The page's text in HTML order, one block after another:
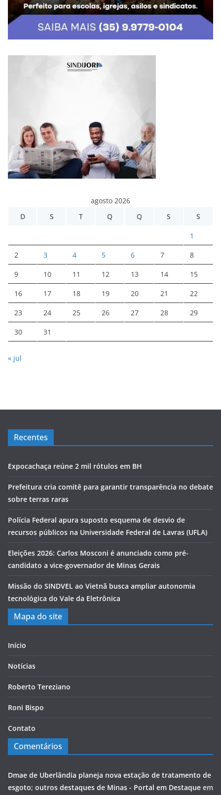
agosto 2026
D
S T Q Q S S
1
2 3 4 5 6 7 8
9 10 11 12 13 14 15
16 17 18 19 20 21 22
23 24 25 26 27 28 29
30 31
« jul
Recentes
Expocachaça reúne 2 mil rótulos em BH
Prefeitura cria comitê para garantir transparência no debate
sobre terras raras
Polícia Federal apura suposto esquema de desvio de
recursos públicos na Universidade Federal de Lavras (UFLA)
Eleições 2026: Carlos Mosconi é anunciado como pré-
candidato a vice-governador de Minas Gerais
Missão do SINDVEL ao Vietnã busca ampliar autonomia
tecnológica do Vale da Eletrônica
Mapa do site
Início
Notícias
Roberto Tereziano
Roni Bispo
Contato
Comentários
Dmae de Uberlândia planeja nova estação de tratamento de
esgoto; outros destaques de Minas - Portal em Destaque em